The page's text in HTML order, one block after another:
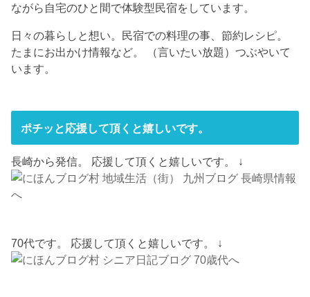
ながら自宅のひと間で体験型民宿をしています。
日々の暮らしと想い。民宿での料理の事、節約レシピ。
たまにお出かけ情報など。 （言いたい放題）つぶやいて
います。
ポチッと応援して頂くと嬉しいです。
長崎から発信。 応援して頂くと嬉しいです。 ↓
70代です。 応援して頂くと嬉しいです。 ↓